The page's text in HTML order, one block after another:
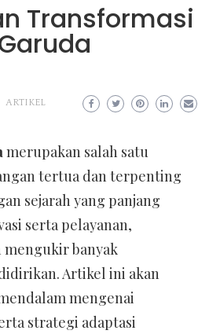
Transformasi
ARTIKEL
merupakan salah satu
tertua dan terpenting
sejarah yang panjang
serta pelayanan,
mengukir banyak
Artikel ini akan
mengenai
strategi adaptasi